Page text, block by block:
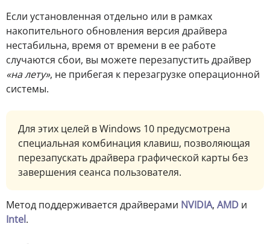
Если установленная отдельно или в рамках
накопительного обновления версия драйвера
нестабильна, время от времени в ее работе
случаются сбои, вы можете перезапустить драйвер
«на лету», не прибегая к перезагрузке операционной
системы.
Для этих целей в Windows 10 предусмотрена
специальная комбинация клавиш, позволяющая
перезапускать драйвера графической карты без
завершения сеанса пользователя.
Метод поддерживается драйверами NVIDIA, AMD и
Intel.